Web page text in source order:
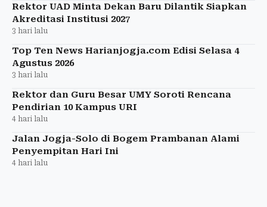
Rektor UAD Minta Dekan Baru Dilantik Siapkan
Akreditasi Institusi 2027
3 hari lalu
Top Ten News Harianjogja.com Edisi Selasa 4
Agustus 2026
3 hari lalu
Rektor dan Guru Besar UMY Soroti Rencana
Pendirian 10 Kampus URI
4 hari lalu
Jalan Jogja-Solo di Bogem Prambanan Alami
Penyempitan Hari Ini
4 hari lalu